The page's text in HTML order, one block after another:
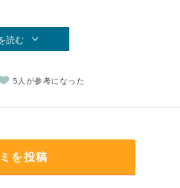
読む
5人が参考になった
を投稿